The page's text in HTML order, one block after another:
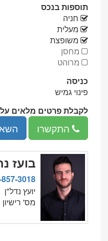
תוספות בנכס
יש
חניה
יש
מעלית
יש
משופצת
אין
מחסן
אין
מרוהט
כניסה
פינוי גמיש
לקבלת פרטים מלאים
התקשרו
מספר
טלפון:
073-
857-
3018
בועז
3018
יועץ נדל"ן
מס' רישיון